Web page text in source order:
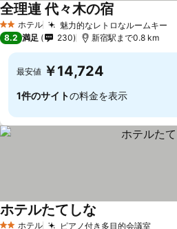
2 ホテルのランク
ホテル 魅力的なレトロなルームキー
全理連 代々木の宿
8.2 満足 230 新宿駅まで0.8 km
最安値 ￥14,724
1件のサイトの料金を表示
ホテル ピアノ付き多目的会議室
ホテルたてしな